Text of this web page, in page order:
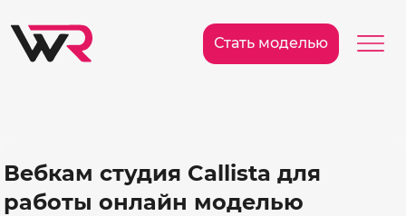
Стать моделью
Вебкам студия Callista для
работы онлайн моделью